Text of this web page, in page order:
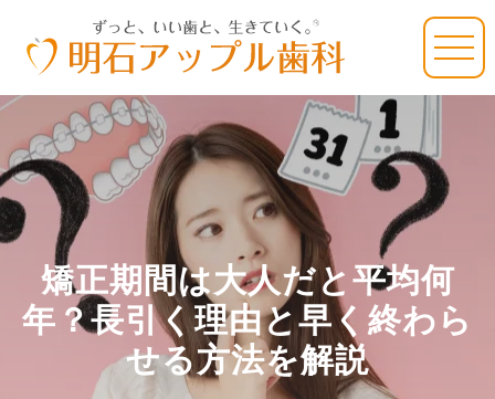
矯正期間は大人だと平均何
年？長引く理由と早く終わら
せる方法を解説